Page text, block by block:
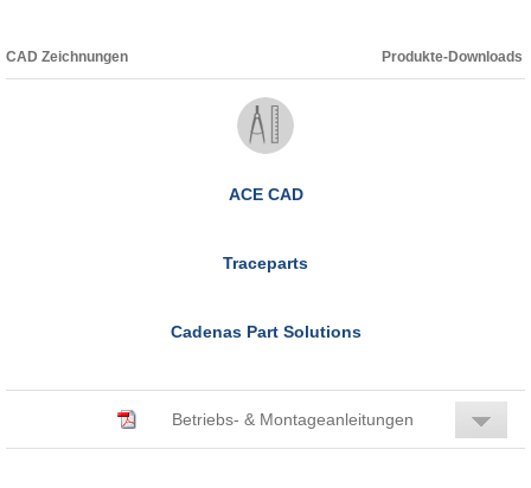
CAD Zeichnungen Produkte-Downloads
ACE CAD
Traceparts
Cadenas Part Solutions
Betriebs- & Montageanleitungen